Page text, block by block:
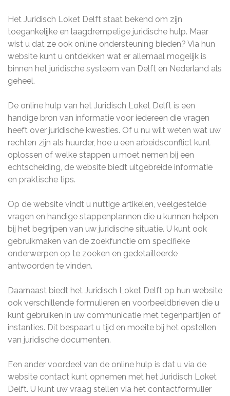
Het Juridisch Loket Delft staat bekend om zijn
toegankelijke en laagdrempelige juridische hulp. Maar
wist u dat ze ook online ondersteuning bieden? Via hun
website kunt u ontdekken wat er allemaal mogelijk is
binnen het juridische systeem van Delft en Nederland als
geheel.
De online hulp van het Juridisch Loket Delft is een
handige bron van informatie voor iedereen die vragen
heeft over juridische kwesties. Of u nu wilt weten wat uw
rechten zijn als huurder, hoe u een arbeidsconflict kunt
oplossen of welke stappen u moet nemen bij een
echtscheiding, de website biedt uitgebreide informatie
en praktische tips.
Op de website vindt u nuttige artikelen, veelgestelde
vragen en handige stappenplannen die u kunnen helpen
bij het begrijpen van uw juridische situatie. U kunt ook
gebruikmaken van de zoekfunctie om specifieke
onderwerpen op te zoeken en gedetailleerde
antwoorden te vinden.
Daarnaast biedt het Juridisch Loket Delft op hun website
ook verschillende formulieren en voorbeeldbrieven die u
kunt gebruiken in uw communicatie met tegenpartijen of
instanties. Dit bespaart u tijd en moeite bij het opstellen
van juridische documenten.
Een ander voordeel van de online hulp is dat u via de
website contact kunt opnemen met het Juridisch Loket
Delft. U kunt uw vraag stellen via het contactformulier